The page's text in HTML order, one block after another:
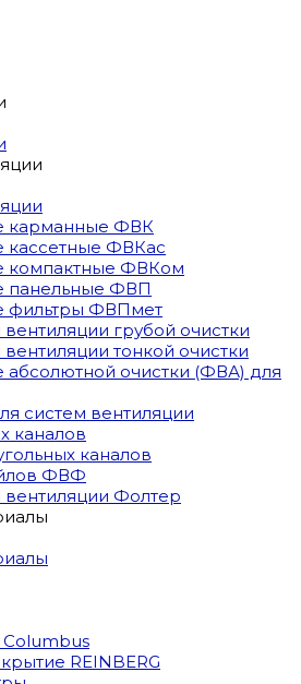
карманные ФВК
кассетные ФВКас
компактные ФВКом
панельные ФВП
фильтры ФВПмет
грубой очистки
тонкой очистки
очистки (ФВА) для
систем вентиляции
каналов
каналов
ФВФ
Фолтер
REINBERG